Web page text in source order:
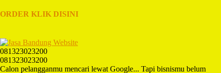
ORDER KLIK DISINI
081323023200
081323023200
Calon pelangganmu mencari lewat Google... Tapi bisnismu belum